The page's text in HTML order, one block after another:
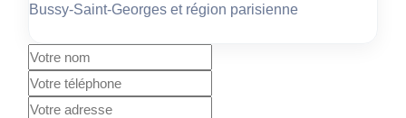
Bussy-Saint-Georges et région parisienne